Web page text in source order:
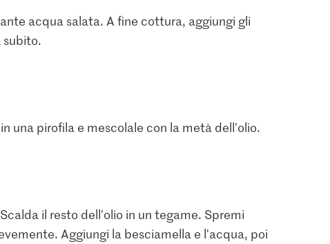
acqua salata. A fine cottura, aggiungi gli
subito.
una pirofila e mescolale con la metà dell'olio.
il resto dell'olio in un tegame. Spremi
Aggiungi la besciamella e l'acqua, poi